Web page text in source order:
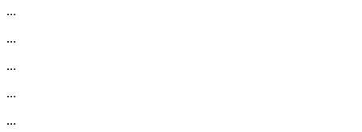
...
...
...
...
...